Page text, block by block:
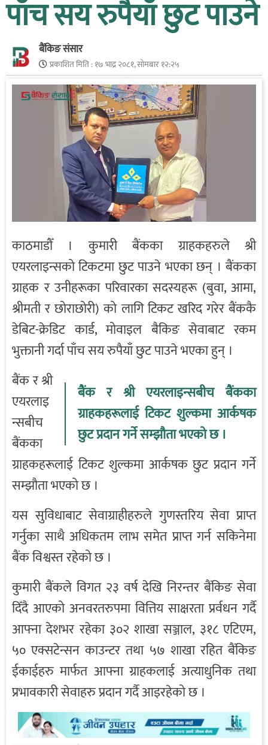
पाँच सय रुपैयाँ छुट पाउने
बैंकिङ संसार
प्रकाशित मिति :१७ भाद्र २०८१, सोमबार १२:२५
काठमाडौँ । कुमारी बैंकका ग्राहकहरुले श्री
एयरलाइन्सको टिकटमा छुट पाउने भएका छन् । बैंकका
ग्राहक र उनीहरूका परिवारका सदस्यहरू (बुवा, आमा,
श्रीमती र छोराछोरी) को लागि टिकट खरिद गरेर बैंककै
डेबिट-क्रेडिट कार्ड, मोवाइल बैकिङ सेवाबाट रकम
भुक्तानी गर्दा पाँच सय रुपैयाँ छुट पाउने भएका हुन् ।
बैंक र श्री एयरलाइन्सबीच बैंकका
ग्राहकहरूलाई टिकट शुल्कमा आर्कषक
छुट प्रदान गर्ने सम्झौता भएको छ ।
बैंक र श्री
एयरलाइ
न्सबीच
बैंकका
ग्राहकहरूलाई टिकट शुल्कमा आर्कषक छुट प्रदान गर्ने
सम्झौता भएको छ ।
यस सुविधाबाट सेवाग्राहीहरुले गुणस्तरिय सेवा प्राप्त
गर्नुका साथै अधिकतम लाभ समेत प्राप्त गर्न सकिनेमा
बैंक विश्वस्त रहेको छ ।
कुमारी बैंकले विगत २३ वर्ष देखि निरन्तर बैंकिङ सेवा
दिँदै आएको अनवरतरुपमा वित्तिय साक्षरता प्रर्वधन गर्दै
आफ्ना देशभर रहेका ३०२ शाखा सञ्जाल, ३१८ एटिएम,
५० एक्सटेन्सन काउन्टर तथा ५७ शाखा रहित बैंकिङ
ईकाईहरु मार्फत आफ्ना ग्राहकलाई अत्याधुनिक तथा
प्रभावकारी सेवाहरु प्रदान गर्दै आइरहेको छ ।